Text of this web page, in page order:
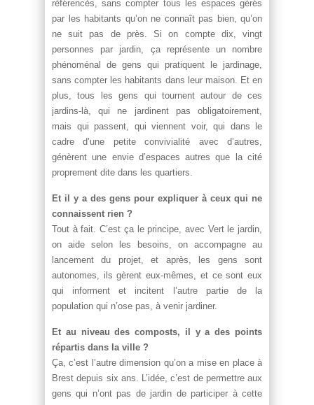
référencés, sans compter tous les espaces gérés
par les habitants qu’on ne connaît pas bien, qu’on
ne suit pas de près. Si on compte dix, vingt
personnes par jardin, ça représente un nombre
phénoménal de gens qui pratiquent le jardinage,
sans compter les habitants dans leur maison. Et en
plus, tous les gens qui tournent autour de ces
jardins-là, qui ne jardinent pas obligatoirement,
mais qui passent, qui viennent voir, qui dans le
cadre d’une petite convivialité avec d’autres,
génèrent une envie d’espaces autres que la cité
proprement dite dans les quartiers.
Et il y a des gens pour expliquer à ceux qui ne
connaissent rien ?
Tout à fait. C’est ça le principe, avec Vert le jardin,
on aide selon les besoins, on accompagne au
lancement du projet, et après, les gens sont
autonomes, ils gèrent eux-mêmes, et ce sont eux
qui informent et incitent l’autre partie de la
population qui n’ose pas, à venir jardiner.
Et au niveau des composts, il y a des points
répartis dans la ville ?
Ça, c’est l’autre dimension qu’on a mise en place à
Brest depuis six ans. L’idée, c’est de permettre aux
gens qui n’ont pas de jardin de participer à cette